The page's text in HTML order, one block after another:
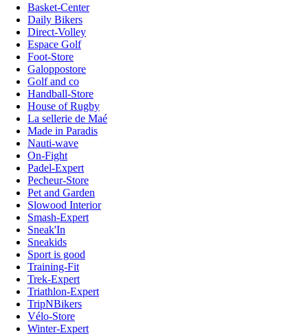
Basket-Center
Daily Bikers
Direct-Volley
Espace Golf
Foot-Store
Galoppostore
Golf and co
Handball-Store
House of Rugby
La sellerie de Maé
Made in Paradis
Nauti-wave
On-Fight
Padel-Expert
Pecheur-Store
Pet and Garden
Slowood Interior
Smash-Expert
Sneak'In
Sneakids
Sport is good
Training-Fit
Trek-Expert
Triathlon-Expert
TripNBikers
Vélo-Store
Winter-Expert